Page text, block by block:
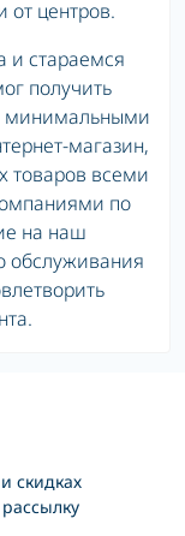
от центров.
и стараемся
получить
минимальными
магазин,
товаров всеми
по
на наш
обслуживания
скидках